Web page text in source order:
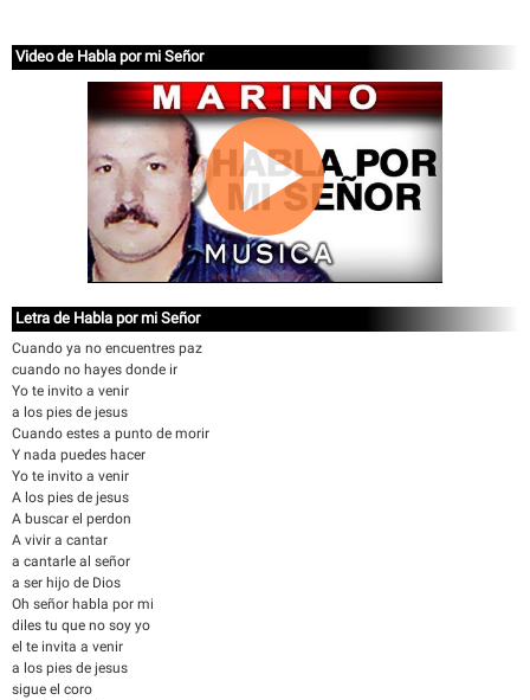
Video de Habla por mi Señor
Letra de Habla por mi Señor
Cuando ya no encuentres paz
cuando no hayes donde ir
Yo te invito a venir
a los pies de jesus
Cuando estes a punto de morir
Y nada puedes hacer
Yo te invito a venir
A los pies de jesus
A buscar el perdon
A vivir a cantar
a cantarle al señor
a ser hijo de Dios
Oh señor habla por mi
diles tu que no soy yo
el te invita a venir
a los pies de jesus
sigue el coro